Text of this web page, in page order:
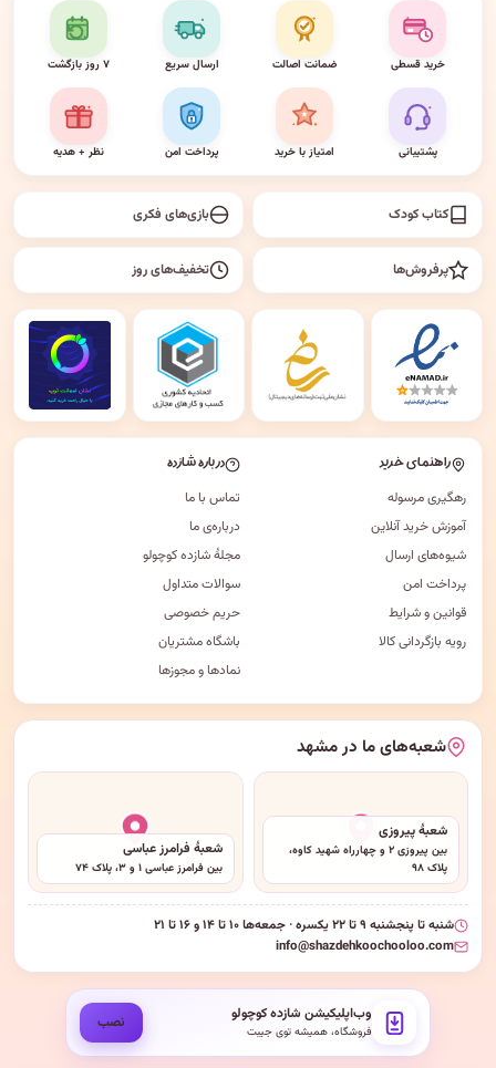
خرید قسطی ضمانت اصالت ارسال سریع ۷ روز بازگشت
پشتیبانی امتیاز با خرید پرداخت امن نظر + هدیه
کتاب کودک بازی‌های فکری
پرفروش‌ها تخفیف‌های روز
راهنمای خرید
رهگیری مرسوله
آموزش خرید آنلاین
شیوه‌های ارسال
پرداخت امن
قوانین و شرایط
رویه بازگردانی کالا
درباره شازده
تماس با ما
درباره‌ی ما
مجلهٔ شازده کوچولو
سوالات متداول
حریم خصوصی
باشگاه مشتریان
نمادها و مجوزها
شعبه‌های ما در مشهد
شعبهٔ پیروزی
بین پیروزی ۲ و چهارراه شهید کاوه،
پلاک ۹۸
شعبهٔ فرامرز عباسی
بین فرامرز عباسی ۱ و ۳، پلاک ۷۴
شنبه تا پنجشنبه ۹ تا ۲۲ یکسره · جمعه‌ها ۱۰ تا ۱۴ و ۱۶ تا ۲۱
info@shazdehkoochooloo.com
وب‌اپلیکیشن شازده کوچولو
فروشگاه، همیشه توی جیبت نصب